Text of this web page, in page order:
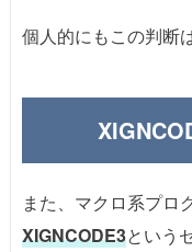
個人的にもこの判断
また、マクロ系プロ
XIGNCODE3という